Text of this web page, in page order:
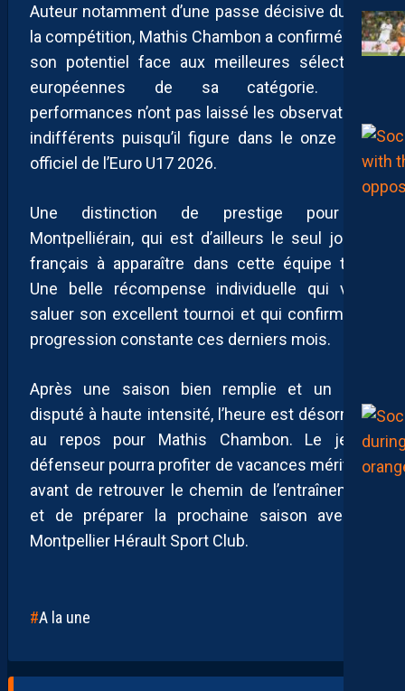
Auteur notamment d’une passe décisive durant
la compétition, Mathis Chambon a confirmé tout
son potentiel face aux meilleures sélections
européennes de sa catégorie. Ses
performances n’ont pas laissé les observateurs
indifférents puisqu’il figure dans le onze type
officiel de l’Euro U17 2026.
Une distinction de prestige pour le
Montpelliérain, qui est d’ailleurs le seul joueur
français à apparaître dans cette équipe type.
Une belle récompense individuelle qui vient
saluer son excellent tournoi et qui confirme sa
progression constante ces derniers mois.
Après une saison bien remplie et un Euro
disputé à haute intensité, l’heure est désormais
au repos pour Mathis Chambon. Le jeune
défenseur pourra profiter de vacances méritées
avant de retrouver le chemin de l’entraînement
et de préparer la prochaine saison avec le
Montpellier Hérault Sport Club.
A la une